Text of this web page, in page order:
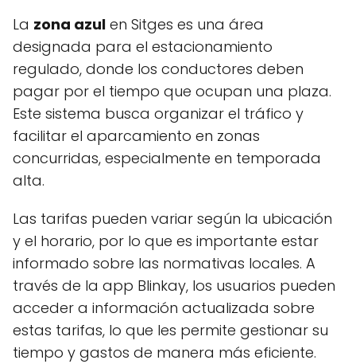
La zona azul en Sitges es una área
designada para el estacionamiento
regulado, donde los conductores deben
pagar por el tiempo que ocupan una plaza.
Este sistema busca organizar el tráfico y
facilitar el aparcamiento en zonas
concurridas, especialmente en temporada
alta.
Las tarifas pueden variar según la ubicación
y el horario, por lo que es importante estar
informado sobre las normativas locales. A
través de la app Blinkay, los usuarios pueden
acceder a información actualizada sobre
estas tarifas, lo que les permite gestionar su
tiempo y gastos de manera más eficiente.